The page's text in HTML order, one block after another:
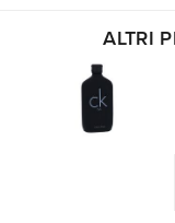
ALTRI